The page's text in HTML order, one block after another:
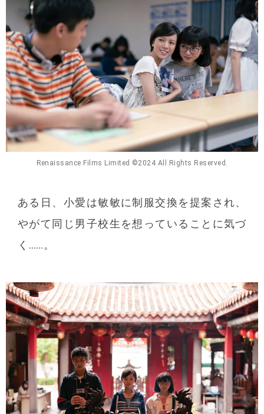
Renaissance Films Limited ©️2024 All Rights Reserved.
ある日、小愛は敏敏に制服交換を提案され、
やがて同じ男子校生を想っていることに気づ
く……。